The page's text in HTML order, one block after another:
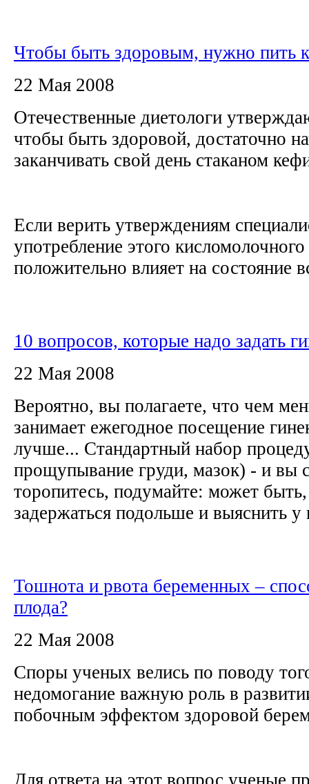
Чтобы быть здоровым, нужно пить
22 Мая 2008
Отечественные диетологи
чтобы быть здоровой, достаточно
заканчивать свой день стаканом
Если верить утверждениям
употребление этого
положительно влияет на состояние
10 вопросов, которые надо задать
22 Мая 2008
Вероятно, вы полагаете, что чем
занимает ежегодное посещение
лучше... Стандартный набор
прощупывание груди, мазок) - и вы
торопитесь, подумайте: может быть,
задержаться подольше и выяснить у
Тошнота и рвота беременных –
плода?
22 Мая 2008
Споры ученых велись по поводу
недомогание важную роль в
побочным эффектом здоровой
Для ответа на этот вопрос ученые